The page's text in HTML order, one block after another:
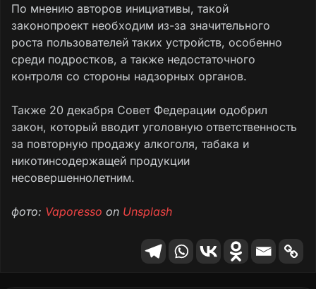
По мнению авторов инициативы, такой
законопроект необходим из-за значительного
роста пользователей таких устройств, особенно
среди подростков, а также недостаточного
контроля со стороны надзорных органов.
Также 20 декабря Совет Федерации одобрил
закон, который вводит уголовную ответственность
за повторную продажу алкоголя, табака и
никотинсодержащей продукции
несовершеннолетним.
фото: Vaporesso on Unsplash